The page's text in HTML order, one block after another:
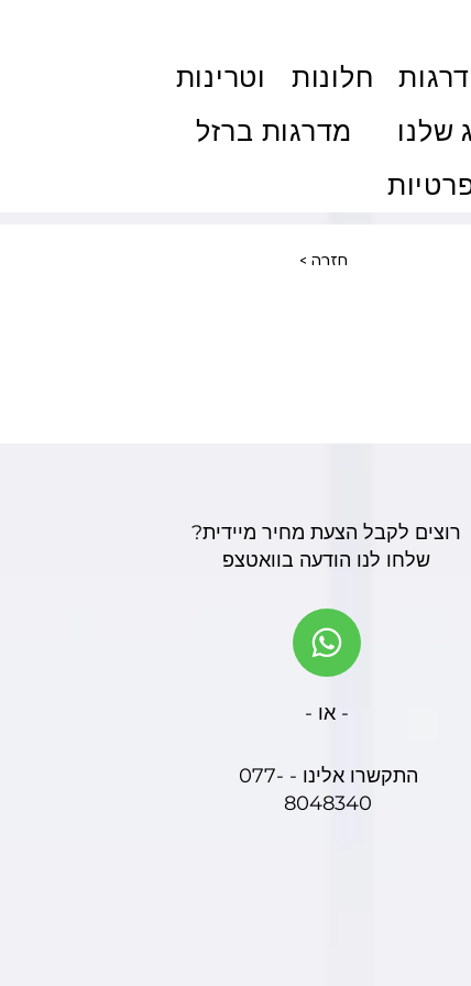
חלונות
וטרינות
שלנו
מדרגות ברזל
< חזרה
רוצים לקבל הצעת מחיר מיידית?
שלחו לנו הודעה בוואטצפ
- או -
התקשרו אלינו - 077-
8048340